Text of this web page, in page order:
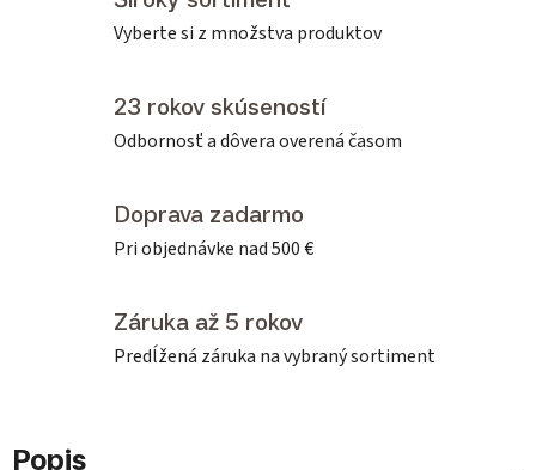
Vyberte si z množstva produktov
23 rokov skúseností
Odbornosť a dôvera overená časom
Doprava zadarmo
Pri objednávke nad 500 €
Záruka až 5 rokov
Predĺžená záruka na vybraný sortiment
Popis